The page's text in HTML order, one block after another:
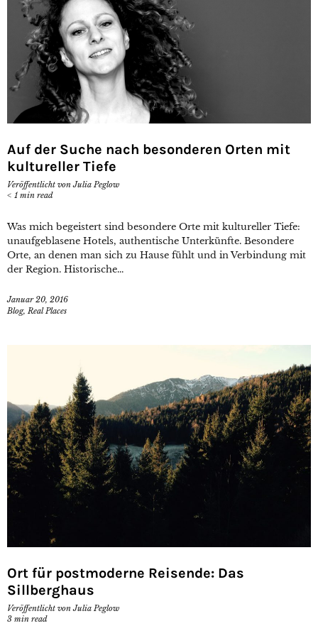
Auf der Suche nach besonderen Orten mit
kultureller Tiefe
Veröffentlicht vonJulia Peglow
< 1 min read
Was mich begeistert sind besondere Orte mit kultureller Tiefe:
unaufgeblasene Hotels, authentische Unterkünfte. Besondere
Orte, an denen man sich zu Hause fühlt und in Verbindung mit
der Region. Historische...
Januar 20, 2016
Blog, Real Places
Ort für postmoderne Reisende: Das
Sillberghaus
Veröffentlicht vonJulia Peglow
3 min read